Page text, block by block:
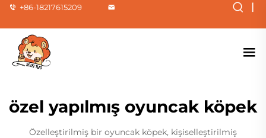
+86-18217615209 |
özel yapılmış oyuncak köpek
Özelleştirilmiş bir oyuncak köpek, kişiselleştirilmiş